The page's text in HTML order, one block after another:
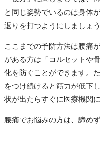
と同じ姿勢でいるのは身体
返りを打つようにしましょう
ここまでの予防方法は腰痛
がある方は「コルセットや
化を防ぐことができます。
をつけ続けると筋力が低下
状が出たらすぐに医療機関
腰痛でお悩みの方は、諦め